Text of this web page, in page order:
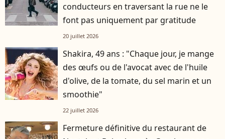
conducteurs en traversant la rue ne le
font pas uniquement par gratitude
20 juillet 2026
Shakira, 49 ans : "Chaque jour, je mange
des œufs ou de l'avocat avec de l'huile
d'olive, de la tomate, du sel marin et un
smoothie"
22 juillet 2026
Fermeture définitive du restaurant de